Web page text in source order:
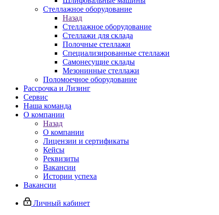
Стеллажное оборудование
Назад
Стеллажное оборудование
Стеллажи для склада
Полочные стеллажи
Специализированные стеллажи
Самонесущие склады
Мезонинные стеллажи
Поломоечное оборудование
Рассрочка и Лизинг
Сервис
Наша команда
О компании
Назад
О компании
Лицензии и сертификаты
Кейсы
Реквизиты
Вакансии
Истории успеха
Вакансии
Личный кабинет